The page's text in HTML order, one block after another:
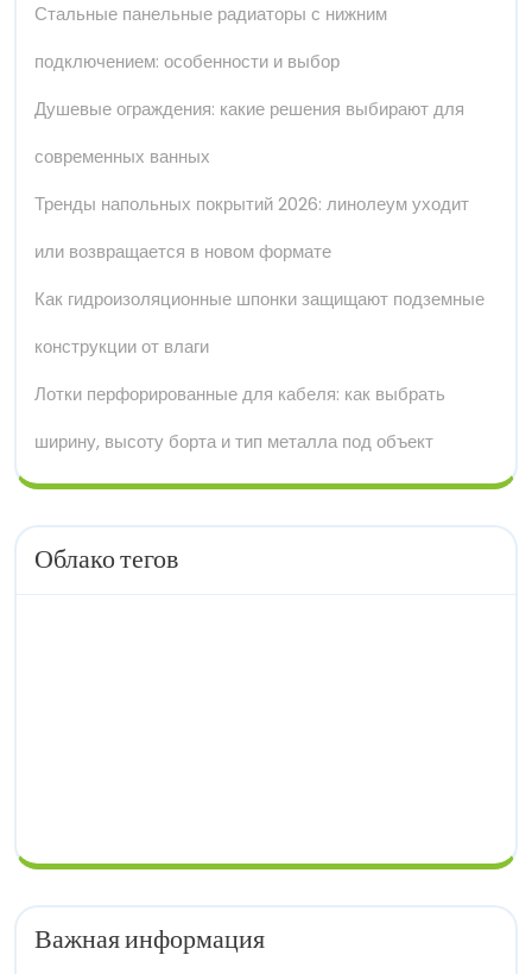
Стальные панельные радиаторы с нижним
подключением: особенности и выбор
Душевые ограждения: какие решения выбирают для
современных ванных
Тренды напольных покрытий 2026: линолеум уходит
или возвращается в новом формате
Как гидроизоляционные шпонки защищают подземные
конструкции от влаги
Лотки перфорированные для кабеля: как выбрать
ширину, высоту борта и тип металла под объект
Облако тегов
Важная информация